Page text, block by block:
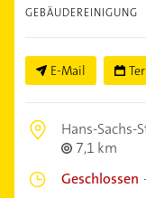
GEBÄUDEREINIGUNG
E-Mail
Hans-Sachs-
7,1 km
Geschlossen